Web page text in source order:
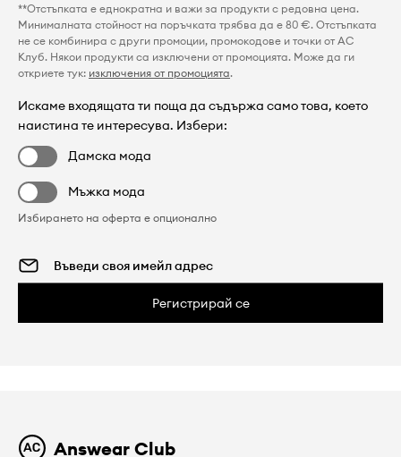
**Отстъпката е еднократна и важи за продукти с редовна цена.
Минималната стойност на поръчката трябва да е 80 €. Отстъпката
не се комбинира с други промоции, промокодове и точки от AC
Клуб. Някои продукти са изключени от промоцията. Може да ги
откриете тук: изключения от промоцията.
Искаме входящата ти поща да съдържа само това, което
наистина те интересува. Избери:
Дамска мода
Мъжка мода
Избирането на оферта е опционално
Регистрирай се
Answear Club